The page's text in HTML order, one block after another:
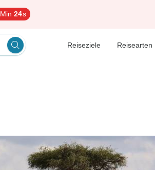
Min 23s
Reiseziele Reisearten